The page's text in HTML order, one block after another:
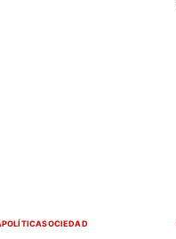
POLÍTICASOCIEDAD